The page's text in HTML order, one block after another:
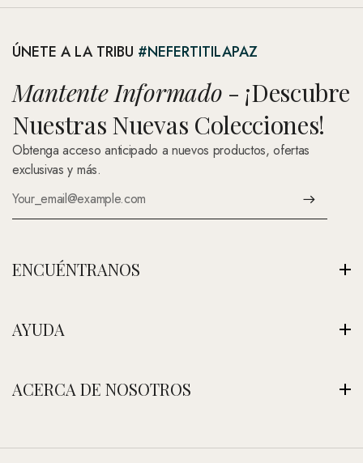
ÚNETE A LA TRIBU #NEFERTITILAPAZ
Mantente Informado - ¡Descubre
Nuestras Nuevas Colecciones!
Obtenga acceso anticipado a nuevos productos, ofertas
exclusivas y más.
ENCUÉNTRANOS
Ver Nuestra Tienda
contacto@nefertitijoyas.com
AYUDA
Política de Privacidad
Preguntas Frecuentes
ACERCA DE NOSOTROS
Visitar Nuestra Tienda